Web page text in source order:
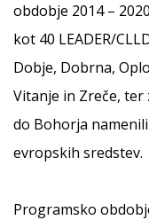
obdobje 2014 –
kot 40 LEADER/
Dobje, Dobrna,
Vitanje in Zreče, ter
do Bohorja
evropskih sredstev.
Programsko